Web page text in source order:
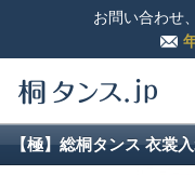
お問い合わせ
【極】総桐タンス 衣裳